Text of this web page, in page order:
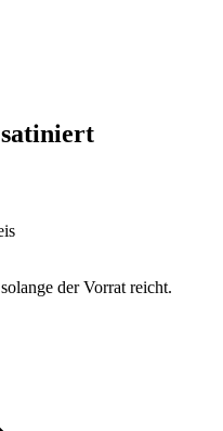
satiniert
der Vorrat reicht.